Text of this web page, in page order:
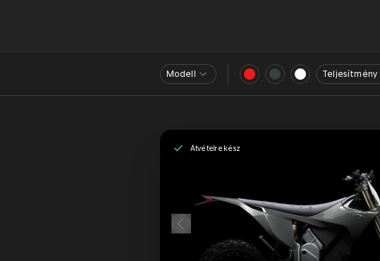
Modell Teljesítmény
Átvételre kész